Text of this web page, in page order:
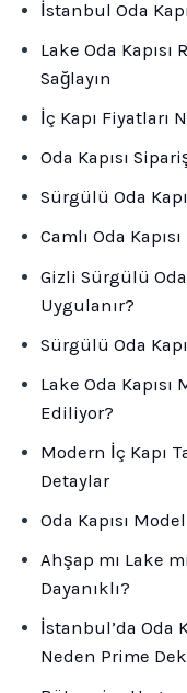
İstanbul Oda
Lake Oda
Sağlayın
İç Kapı Fiyatları
Oda Kapısı
Sürgülü Oda
Camlı Oda
Gizli Sürgülü Oda
Uygulanır?
Sürgülü Oda
Lake Oda
Ediliyor?
Modern İç Kapı
Detaylar
Oda Kapısı
Ahşap mı Lake
Dayanıklı?
İstanbul’da Oda
Neden Prime